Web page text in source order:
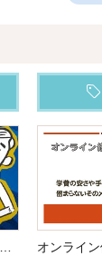
【就活】大手企業よりもベンチャー企業に向いている人の特徴５つ‼︎